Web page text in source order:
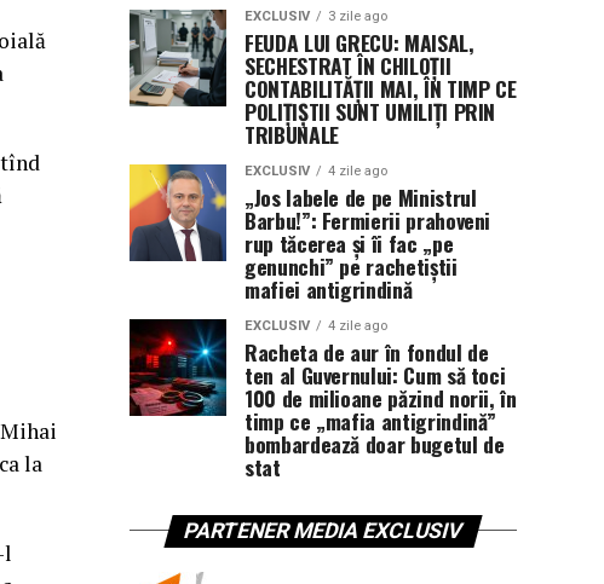
la
l
EXCLUSIV 3 zile ago
FEUDA LUI GRECU: MAISAL,
SECHESTRAT ÎN CHILOȚII
CONTABILITĂȚII MAI, ÎN TIMP CE
POLIȚIȘTII SUNT UMILIȚI PRIN
TRIBUNALE
EXCLUSIV 4 zile ago
„Jos labele de pe Ministrul
Barbu!”: Fermierii prahoveni
rup tăcerea și îi fac „pe
genunchi” pe rachetiștii
mafiei antigrindină
EXCLUSIV 4 zile ago
Racheta de aur în fondul de
ten al Guvernului: Cum să toci
100 de milioane păzind norii, în
timp ce „mafia antigrindină”
bombardează doar bugetul de
stat
PARTENER MEDIA EXCLUSIV